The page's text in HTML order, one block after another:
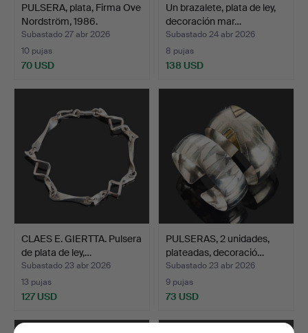
PULSERA, plata, Firma Ove
Nordström, 1986.
Subastado 27 abr 2026
10 pujas
70 USD
Un brazalete, plata de ley,
decoración mar…
Subastado 24 abr 2026
8 pujas
138 USD
CLAES E. GIERTTA. Pulsera
de plata de ley,…
Subastado 23 abr 2026
13 pujas
127 USD
PULSERAS, 2 unidades,
plateadas, decoració…
Subastado 23 abr 2026
9 pujas
73 USD